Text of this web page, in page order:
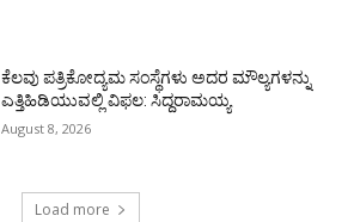
ಕೆಲವು ಪತ್ರಿಕೋದ್ಯಮ ಸಂಸ್ಥೆಗಳು ಅದರ ಮೌಲ್ಯಗಳನ್ನು
ಎತ್ತಿಹಿಡಿಯುವಲ್ಲಿ ವಿಫಲ: ಸಿದ್ದರಾಮಯ್ಯ
August 8, 2026
Load more